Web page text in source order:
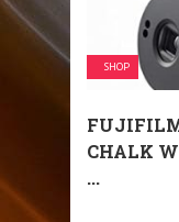
SHOP
FUJIFILM
CHALK
...